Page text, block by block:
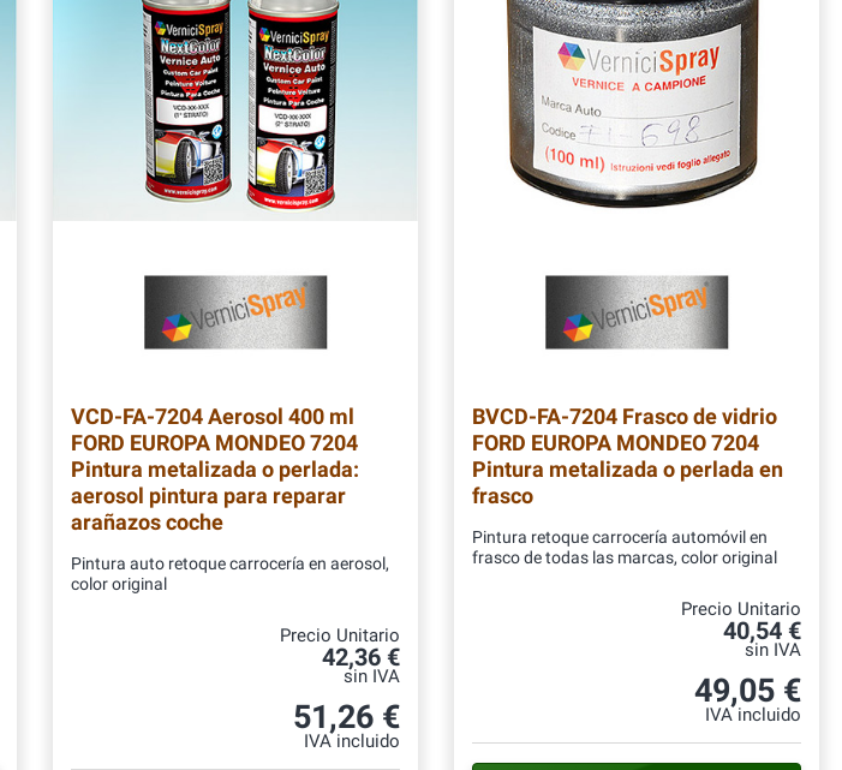
VCD-FA-7204Aerosol 400 ml
FORD EUROPA MONDEO 7204
Pintura metalizada o perlada:
aerosol pintura para reparar
arañazos coche
Pintura auto retoque carrocería en aerosol,
color original
Precio Unitario
42,36 €
sin IVA
51,26 €
IVA incluido
BVCD-FA-7204 Frasco de vidrio
FORD EUROPA MONDEO 7204
Pintura metalizada o perlada en
frasco
Pintura retoque carrocería automóvil en
frasco de todas las marcas, color original
Precio Unitario
40,54 €
sin IVA
49,05 €
IVA incluido